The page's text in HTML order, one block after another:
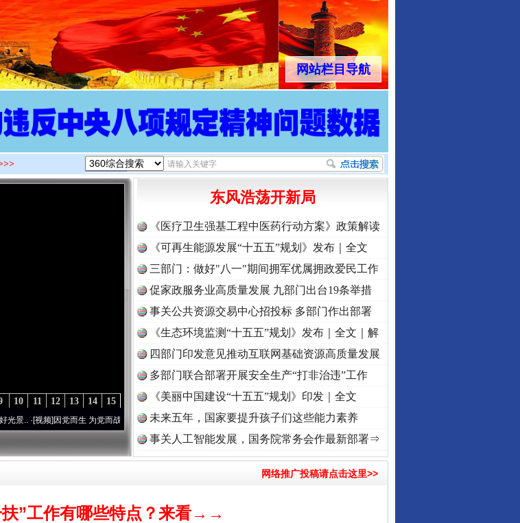
网站栏目导航
15
14
13
12
11
10
]因党而生 为党而战——百年“纪”事⑧加强纪律..·[视频]牢记初心使命 奋进复兴征程丨“转折之城”激荡..
东风浩荡开新局
《医疗卫生强基工程中医药行动方案》政策解读
《可再生能源发展“十五五”规划》发布｜全文
三部门：做好"八一"期间拥军优属拥政爱民工作
促家政服务业高质量发展 九部门出台19条举措
事关公共资源交易中心招投标 多部门作出部署
《生态环境监测“十五五”规划》发布｜全文｜解
读
四部门印发意见推动互联网基础资源高质量发展
多部门联合部署开展安全生产“打非治违”工作
《美丽中国建设“十五五”规划》印发｜全文
未来五年，国家要提升孩子们这些能力素养
事关人工智能发展，国务院常务会作最新部署⇒
网络推广投稿请点击这里>>
扶”工作有哪些特点？来看→→